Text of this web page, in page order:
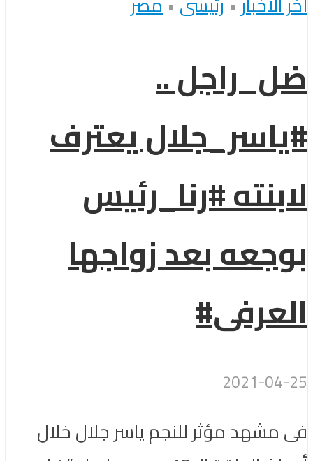
ضل_راجل ..
#ياسر_جلال يعترف
لابنته #رنا_رئيس
بوجعه بعد زواجها
العرفى#
2021-04-25
فى مشهد مؤثر للنجم ياسر جلال خلال